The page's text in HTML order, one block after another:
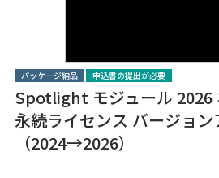
パッケージ納品 申込書の提出が必要
Spotlight モジュール 2026
永続ライセンス バージョン
（2024→2026）